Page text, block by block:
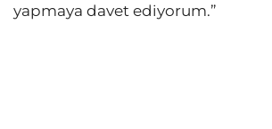
yapmaya davet ediyorum.”